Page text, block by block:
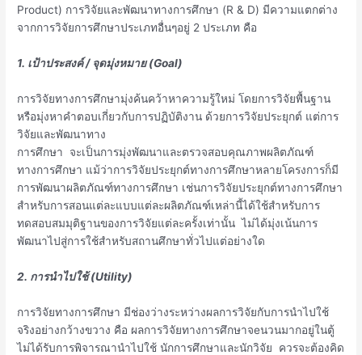
Product) การวิจัยและพัฒนาทางการศึกษา (R & D) มีความแตกต่าง
จากการวิจัยการศึกษาประเภทอื่นๆอยู่ 2 ประเภท คือ
1. เป้าประสงค์ / จุดมุ่งหมาย (Goal)
การวิจัยทางการศึกษามุ่งค้นคว้าหาความรู้ใหม่ โดยการวิจัยพื้นฐาน
หรือมุ่งหาคำตอบเกี่ยวกับการปฏิบัติงาน ด้วยการวิจัยประยุกต์ แต่การ
วิจัยและพัฒนาทาง
การศึกษา จะเป็นการมุ่งพัฒนาและตรวจสอบคุณภาพผลิตภัณฑ์
ทางการศึกษา แม้ว่าการวิจัยประยุกต์ทางการศึกษาหลายโครงการก็มี
การพัฒนาผลิตภัณฑ์ทางการศึกษา เช่นการวิจัยประยุกต์ทางการศึกษา
สำหรับการสอนแต่ละแบบแต่ละผลิตภัณฑ์เหล่านี้ได้ใช้สำหรับการ
ทดสอบสมมุติฐานของการวิจัยแต่ละครั้งเท่านั้น ไม่ได้มุ่งเน้นการ
พัฒนาไปสู่การใช้สำหรับสถานศึกษาทั่วไปแต่อย่างใด
2. การนำไปใช้ (Utility)
การวิจัยทางการศึกษา มีช่องว่างระหว่างผลการวิจัยกับการนำไปใช้
จริงอย่างกว้างขวาง คือ ผลการวิจัยทางการศึกษาจeนวนมากอยู่ในตู้
ไม่ได้รับการพิจารณานำไปใช้ นักการศึกษาและนักวิจัย ควรจะต้องคิด